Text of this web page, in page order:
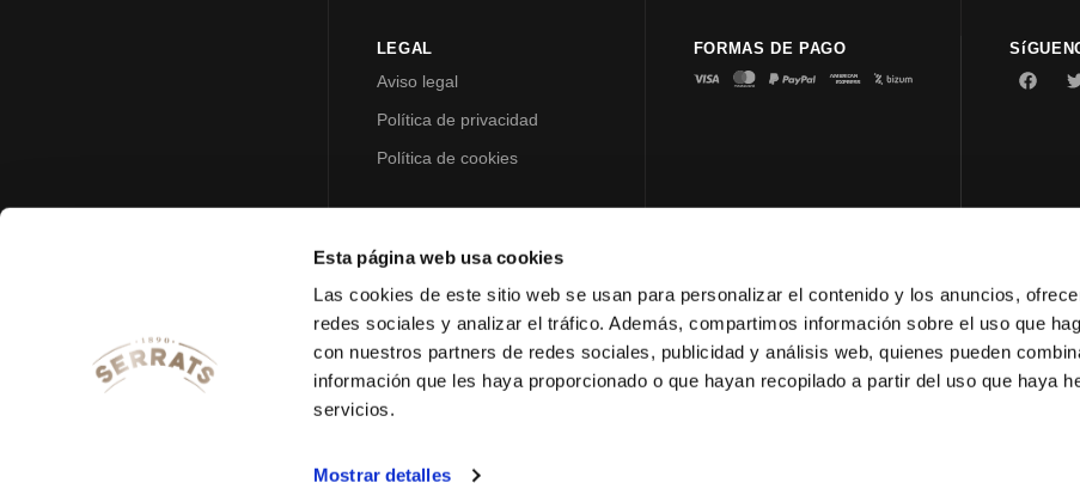
Esta página web usa cookies
Las cookies de este sitio web se usan para personalizar el contenido y los anuncios,
redes sociales y analizar el tráfico. Además, compartimos información sobre el uso que
con nuestros partners de redes sociales, publicidad y análisis web, quienes pueden
información que les haya proporcionado o que hayan recopilado a partir del uso que haya
servicios.
Mostrar detalles
LEGAL
Aviso legal
Política de privacidad
Política de cookies
FORMAS DE PAGO
© 2023